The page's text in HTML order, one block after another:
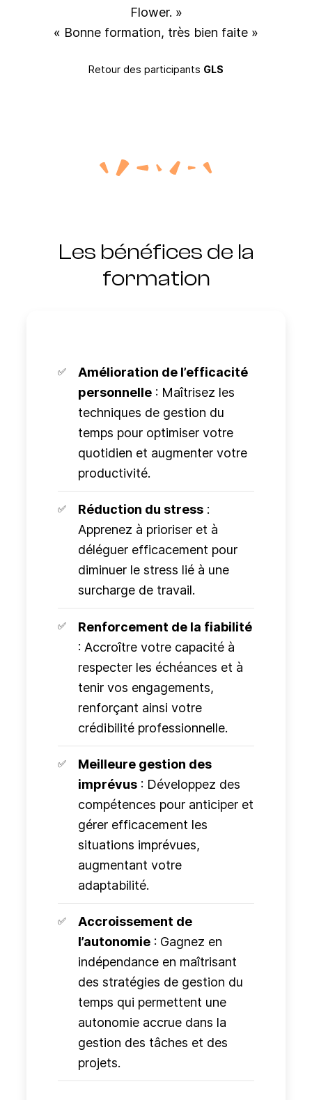
Flower. »
« Bonne formation, très bien faite »
Retour des participants GLS
Les bénéfices de la
formation
Amélioration de l’efficacité
personnelle : Maîtrisez les
techniques de gestion du
temps pour optimiser votre
quotidien et augmenter votre
productivité.
Réduction du stress :
Apprenez à prioriser et à
déléguer efficacement pour
diminuer le stress lié à une
surcharge de travail.
Renforcement de la fiabilité
: Accroître votre capacité à
respecter les échéances et à
tenir vos engagements,
renforçant ainsi votre
crédibilité professionnelle.
Meilleure gestion des
imprévus : Développez des
compétences pour anticiper et
gérer efficacement les
situations imprévues,
augmentant votre
adaptabilité.
Accroissement de
l’autonomie : Gagnez en
indépendance en maîtrisant
des stratégies de gestion du
temps qui permettent une
autonomie accrue dans la
gestion des tâches et des
projets.